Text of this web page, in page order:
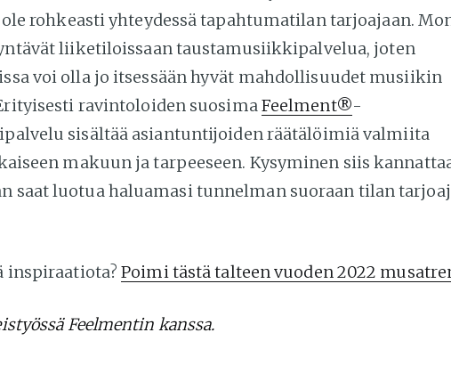
rohkeasti yhteydessä tapahtumatilan tarjoajaan.
liiketiloissaan taustamusiikkipalvelua, joten
voi olla jo itsessään hyvät mahdollisuudet musiikin
ravintoloiden suosimaFeelment®-
sisältää asiantuntijoiden räätälöimiä valmiita
makuun ja tarpeeseen. Kysyminen siis
saat luotua haluamasi tunnelman suoraan tilan
inspiraatiota?Poimi tästä talteen vuoden 2022
Feelmentin kanssa.